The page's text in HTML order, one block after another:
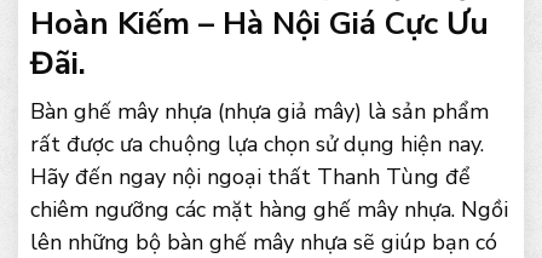
Hoàn Kiếm – Hà Nội Giá Cực Ưu
Đãi.
Bàn ghế mây nhựa (nhựa giả mây) là sản phẩm
rất được ưa chuộng lựa chọn sử dụng hiện nay.
Hãy đến ngay nội ngoại thất Thanh Tùng để
chiêm ngưỡng các mặt hàng ghế mây nhựa. Ngồi
lên những bộ bàn ghế mây nhựa sẽ giúp bạn có